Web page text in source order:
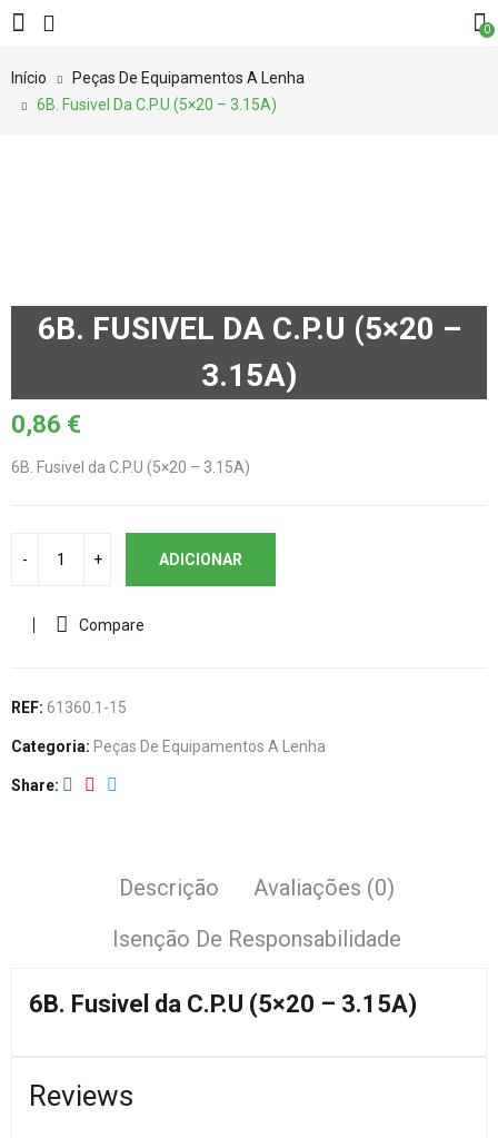
0
Início
Peças De Equipamentos A Lenha
6B. Fusivel Da C.P.U (5×20 – 3.15A)
6B. FUSIVEL DA C.P.U (5×20 –
3.15A)
0,86 €
6B. Fusivel da C.P.U (5×20 – 3.15A)
ADICIONAR
Compare
REF: 61360.1-15
Categoria: Peças De Equipamentos A Lenha
Share
Descrição
Avaliações (0)
Isenção De Responsabilidade
6B. Fusivel da C.P.U (5×20 – 3.15A)
Reviews